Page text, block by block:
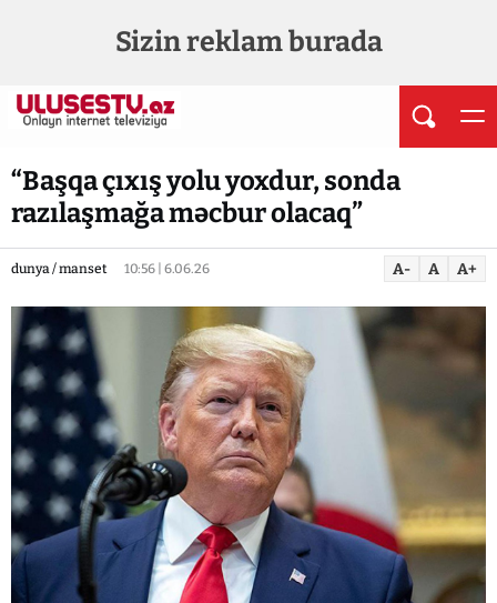
Sizin reklam burada
“Başqa çıxış yolu yoxdur, sonda
razılaşmağa məcbur olacaq”
dunya / manset 10:56 | 6.06.26 A- A A+